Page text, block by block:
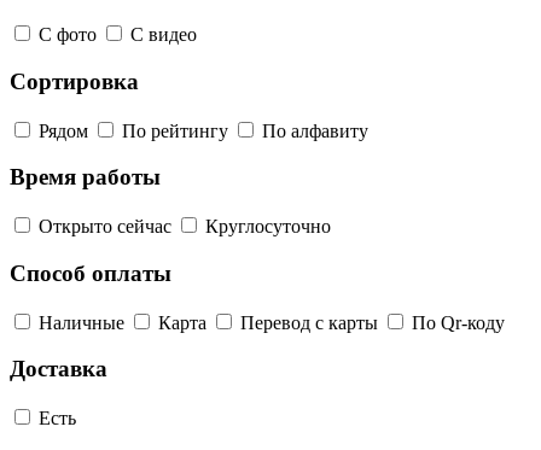
С фото С видео
Сортировка
Рядом По рейтингу По алфавиту
Время работы
Открыто сейчас Круглосуточно
Способ оплаты
Наличные Карта Перевод с карты По Qr-коду
Доставка
Есть